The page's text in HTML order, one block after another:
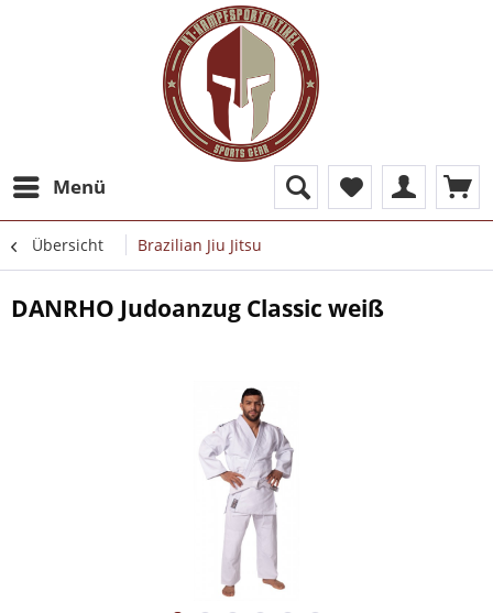
Menü
Übersicht Brazilian Jiu Jitsu
DANRHO Judoanzug Classic weiß